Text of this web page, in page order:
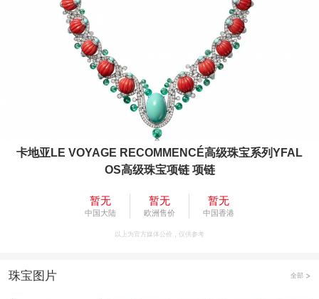
卡地亚LE VOYAGE RECOMMENCÉ高级珠宝系列YFAL
OS高级珠宝项链 项链
暂无
中国大陆
暂无
欧洲售价
暂无
中国香港
以上为官方媒体公价，仅供参考
珠宝图片 全部